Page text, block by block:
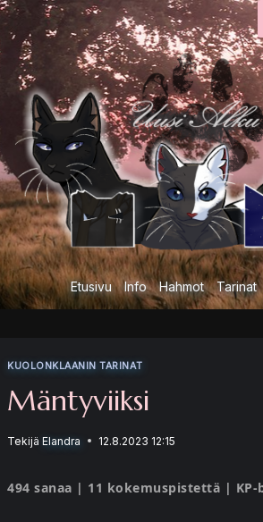
Siirry
sisältöön
Etusivu Info Hahmot Tarinat
KUOLONKLAANIN TARINAT
Mäntyviiksi
Tekijä Elandra 12.8.2023 12:15
494 sanaa | 11 kokemuspistettä |